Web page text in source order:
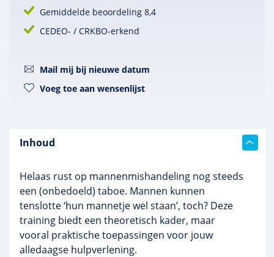
Gemiddelde beoordeling 8,4
CEDEO- / CRKBO-erkend
Mail mij bij nieuwe datum
Voeg toe aan wensenlijst
Inhoud
Helaas rust op mannenmishandeling nog steeds
een (onbedoeld) taboe. Mannen kunnen
tenslotte ‘hun mannetje wel staan’, toch? Deze
training biedt een theoretisch kader, maar
vooral praktische toepassingen voor jouw
alledaagse hulpverlening.